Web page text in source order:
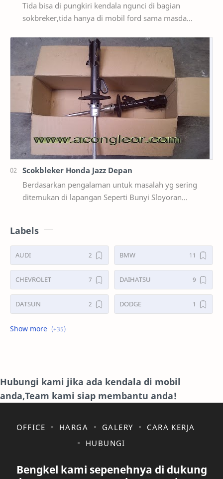
Tida bisa di pungkiri kendala ngunci di bagian
sokbreker,tida hanya di mobil ford sama masda
Scokbleker Honda Jazz Depan
Berdasarkan pengalaman untuk masalah yg sering
ditemukan di lapangan Seperti Bunyi Sloyoran
Labels
AUDI BMW
CHEVROLET DAIHATSU
DATSUN DODGE
FORD
INTERNET ISUZU
JAGUAR. KAKI-KAKI
KIA KONSULTASI
MAZDA MERCEDES BANZ
Hubungi kami jika ada kendala di mobil
anda,Team kami siap membantu anda!
OFFICE HARGA GALERY
CARA KERJA
HUBUNGI
Bengkel kami sepenehnya di dukung